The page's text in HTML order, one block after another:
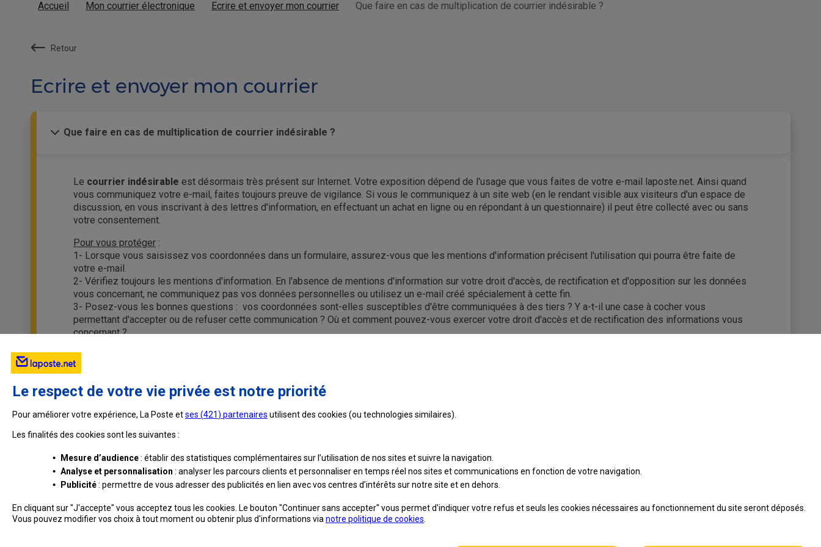
Accueil Mon courrier électronique Ecrire et envoyer mon courrier Que faire en cas de multiplication de courrier indésirable ?
Retour
Ecrire et envoyer mon courrier
Que faire en cas de multiplication de courrier indésirable ?
Le courrier indésirable est désormais très présent sur Internet. Votre exposition dépend de l'usage que vous faites de votre e-mail laposte.net. Ainsi quand
vous communiquez votre e-mail, faites toujours preuve de vigilance. Si vous le communiquez à un site web (en le rendant visible aux visiteurs d'un espace de
discussion, en vous inscrivant à des lettres d'information, en effectuant un achat en ligne ou en répondant à un questionnaire) il peut être collecté avec ou sans
votre consentement.
Pour vous protéger :
1- Lorsque vous saisissez vos coordonnées dans un formulaire, assurez-vous que les mentions d'information précisent l'utilisation qui pourra être faite de
votre e-mail.
2- Vérifiez toujours les mentions d'information. En l'absence de mentions d'information sur votre droit d'accès, de rectification et d'opposition sur les données
vous concernant, ne communiquez pas vos données personnelles ou utilisez un e-mail créé spécialement à cette fin.
3- Posez-vous les bonnes questions : vos coordonnées sont-elles susceptibles d'être communiquées à des tiers ? Y a-t-il une case à cocher vous
permettant d'accepter ou de refuser cette communication ? Où et comment pouvez-vous exercer votre droit d'accès et de rectification des informations vous
concernant ?
Professionnels La Poste Groupe
Le respect de votre vie privée est notre priorité
Pour améliorer votre expérience, La Poste etses (421) partenaires utilisent des cookies (ou technologies similaires).
Les finalités des cookies sont les suivantes :
• Mesure d’audience: établir des statistiques complémentaires sur l’utilisation de nos sites et suivre la navigation.
•Analyse et personnalisation : analyser les parcours clients et personnaliser en temps réel nos sites et communications en fonction de votre navigation.
•
Publicité: permettre de vous adresser des publicités en lien avec vos centres d’intérêts sur notre site et en dehors.
En cliquant sur "J'accepte" vous acceptez tous les cookies. Le bouton "Continuer sans accepter" vous permet d'indiquer votre refus et seuls les cookies nécessaires au fonctionnement du site seront déposés.
Vous pouvez modifier vos choix à tout moment ou obtenir plus d'informations via notre politique de cookies